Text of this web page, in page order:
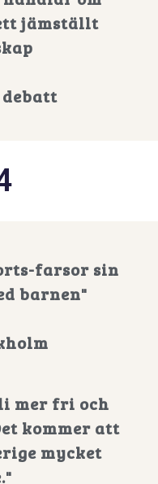
jämställt
farsor sin
barnen"
mer fri och
kommer att
mycket